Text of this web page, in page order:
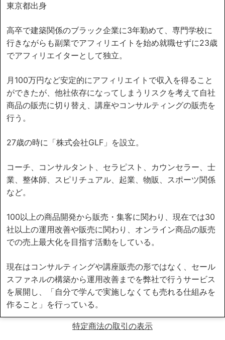
東京都出身
高卒で建築関係のブラック企業に3年勤めて、専門学校に
行きながらも副業でアフィリエイトを始め就職せずに23歳
でアフィリエイターとして独立。
月100万円など安定的にアフィリエイトで収入を得ること
ができたが、他社依存になってしまうリスクを考えて自社
商品の販売に切り替え、講座やコンサルティングの販売を
行う。
27歳の時に「株式会社GLF」を設立。
コーチ、コンサルタント、セラピスト、カウンセラー、士
業、整体師、スピリチュアル、起業、物販、スポーツ関係
など。
100以上の商品開発から販売・集客に関わり、現在では30
社以上の運用改善や販売に関わり、オンライン商品の販売
での売上最大化を目指す活動をしている。
現在はコンサルティングや講座販売の形ではなく、セール
スファネルの構築から運用改善までを弊社で行うサービス
を展開し、「自分で学んで実施しなくても売れる仕組みを
作ること」を行っている。
特定商法の取引の表示